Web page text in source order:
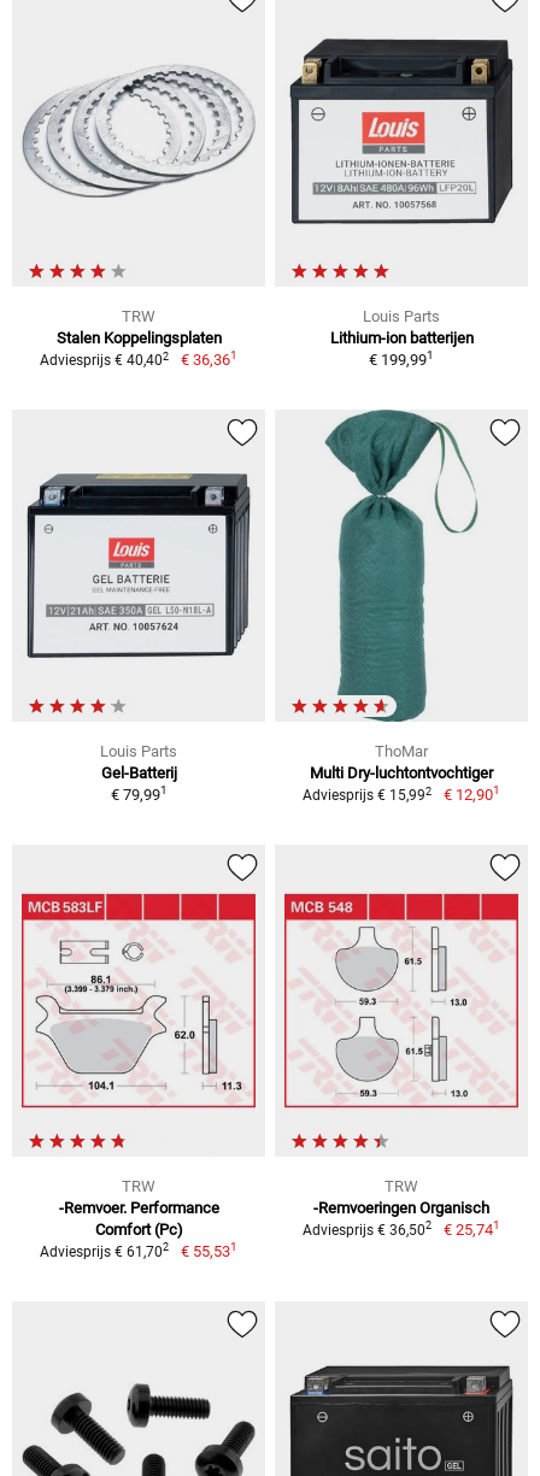
TRW
Stalen Koppelingsplaten
Adviesprijs € 40,402 € 36,361
Louis Parts
Lithium-ion batterijen
€ 199,991
Louis Parts
Gel-Batterij
€ 79,991
ThoMar
Multi Dry-luchtontvochtiger
Adviesprijs € 15,992 € 12,901
TRW
-Remvoer. Performance
Comfort (Pc)
Adviesprijs € 61,702 € 55,531
TRW
-Remvoeringen Organisch
Adviesprijs € 36,502 € 25,741